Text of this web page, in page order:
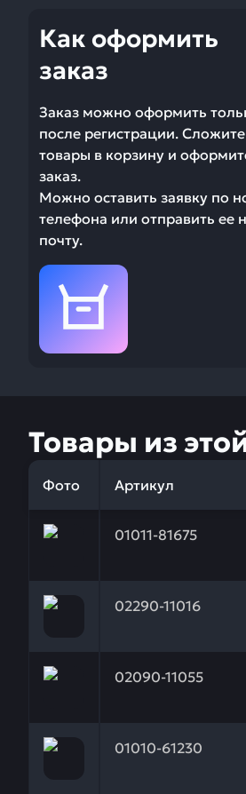
Как оформить
заказ
Заказ можно оформить
после регистрации. Сложите
товары в корзину и
заказ.
Можно оставить заявку по
телефона или отправить ее
почту.
Товары из
Фото Артикул
01011-81675
Заказывая запчасти у нас,
02290-11016
Заказывая запчасти у нас,
02090-11055
Заказывая запчасти у нас,
01010-61230
Заказывая запчасти у нас,